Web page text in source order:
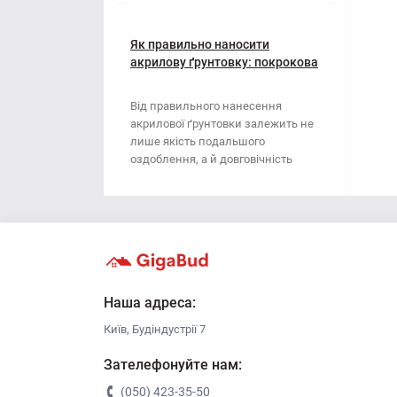
Наждачний папір
Стрічка
Викрутка
Губки для шліфування
Кліщі
Ключі
Лопата
Як правильно наносити
акрилову ґрунтовку: покрокова
Від правильного нанесення
акрилової ґрунтовки залежить не
лише якість подальшого
оздоблення, а й довговічність
Наша адреса:
Київ, Будіндустрії 7
Зателефонуйте нам:
(050) 423-35-50